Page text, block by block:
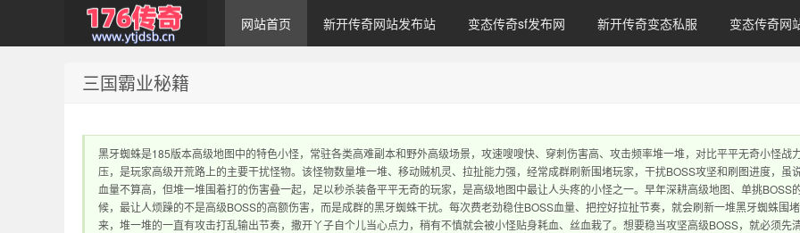
1.76传奇发布网｜
网站首页 新开传奇网站发布站 变态传奇sf发布网 新开传奇变态私服 变态传奇网
三国霸业秘籍
黑牙蜘蛛是185版本高级地图中的特色小怪，常驻各类高难副本和野外高级场景，攻速嗖嗖快、穿刺伤害高、攻击频率堆一堆，对比平平无奇小怪战
压，是玩家高级开荒路上的主要干扰怪物。该怪物数量堆一堆、移动贼机灵、拉扯能力强，经常成群刷新围堵玩家，干扰BOSS攻坚和刷图进度，虽
血量不算高，但堆一堆围着打的伤害叠一起，足以秒杀装备平平无奇的玩家，是高级地图中最让人头疼的小怪之一。早年深耕高级地图、单挑BOSS
候，最让人烦躁的不是高级BOSS的高额伤害，而是成群的黑牙蜘蛛干扰。每次费老劲稳住BOSS血量、把控好拉扯节奏，就会刷新一堆黑牙蜘蛛围
来，堆一堆的一直有攻击打乱输出节奏，撒开丫子自个儿当心点力，稍有不慎就会被小怪贴身耗血、丝血栽了。想要稳当攻坚高级BOSS，就必须先